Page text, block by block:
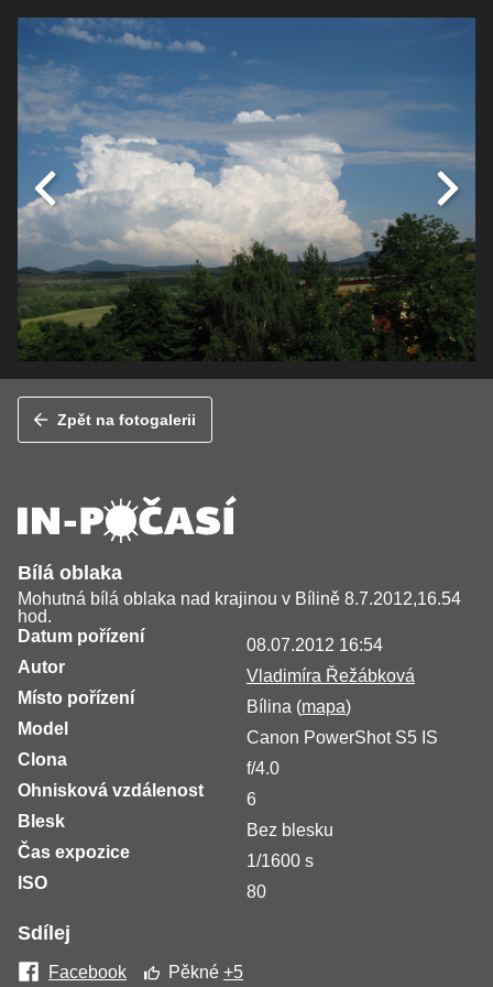
Zpět na fotogalerii
Bílá oblaka
Mohutná bílá oblaka nad krajinou v Bílině 8.7.2012,16.54
hod.
Datum pořízení
08.07.2012 16:54
Autor
Vladimíra Řežábková
Místo pořízení
Bílina (mapa)
Model
Canon PowerShot S5 IS
Clona
f/4.0
Ohnisková vzdálenost
6
Blesk
Bez blesku
Čas expozice
1/1600 s
ISO
80
Sdílej
Facebook Pěkné+5